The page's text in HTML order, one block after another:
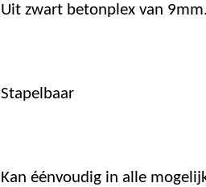
Uit zwart betonplex van 9mm.
Stapelbaar
Kan éénvoudig in alle